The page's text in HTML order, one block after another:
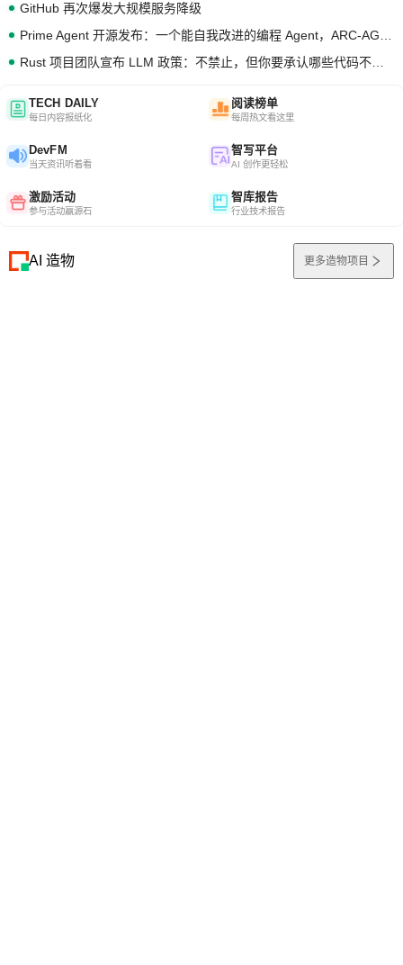
GitHub 再次爆发大规模服务降级
TECH DAILY
每日内容报纸化
阅读榜单
每周热文看这里
DevFM
当天资讯听着看
智写平台
AI 创作更轻松
激励活动
参与活动赢源石
智库报告
行业技术报告
AI 造物 更多造物项目